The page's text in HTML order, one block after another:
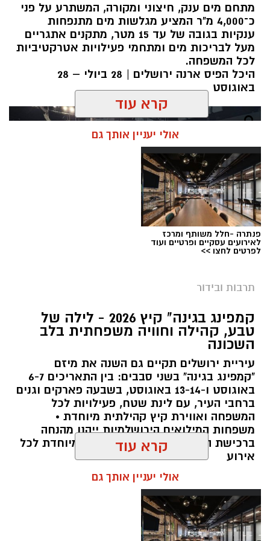
מתחם מים ענק, חיצוני ומקורה, המשתרע על פני
כ־4,000 מ"ר המציע מגלשות מים מתנפחות
ענקיות בגובה של עד 15 מטר, מתקנים אתגריים
מעל לבריכות מים ומתחמי פעילויות אטרקטיביות
לכל המשפחה.
היכל הפיס ארנה ירושלים | 28 ביולי – 28
באוגוסט
מערכת ירושלים נט / 10:00 28.07.26
תגים:פארק המים
עיריית ירושלים, באמצעות החברה העירונית
"אריאל", מרעננת את הקיץ הירושלמי עם ארנה
PARK - פארק המים האתגרי של ירושלים, שייפתח
היום (ג', 28 ביולי ) בהיכל הפיס ארנה בירושלים.
הפארק החדש יתפרס על פני שני מתחמים
מרכזיים, מתחם חיצוני פתוח ומתחם פנימי מקורה.
המתחם החיצוני יכלול מגוון מתנפחי ענק של
חווייתית לכל המשפחה. בחלל הפנימי של היכל
הפיס ארנה יוקם מתחם מתקנים אתגריים ייחודי
קרא עוד
אולי יעניין אותך גם
פנתרה -חלל משותף ומרכז
לאירועים עסקיים ופרטיים ועוד
לפרטים לחצו >>
תרבות ובידור
קמפינג בגינה" קיץ 2026 - לילה של
טבע, קהילה וחוויה משפחתית בלב
השכונה
עיריית ירושלים תקיים גם השנה את מיזם
"קמפינג בגינה" בשני סבבים: בין התאריכים 6-7
באוגוסט ו-13-14 באוגוסט, בשבעה פארקים וגנים
ברחבי העיר, עם לינת שטח, פעילויות לכל
המשפחה ואווירת קיץ קהילתית מיוחדת •
משפחות המילואים הירושלמיות ייהנו מהנחה
ברכישת הכרטיסים ושמירת הקצאה מיוחדת לכל
אירוע
קרא עוד
אולי יעניין אותך גם